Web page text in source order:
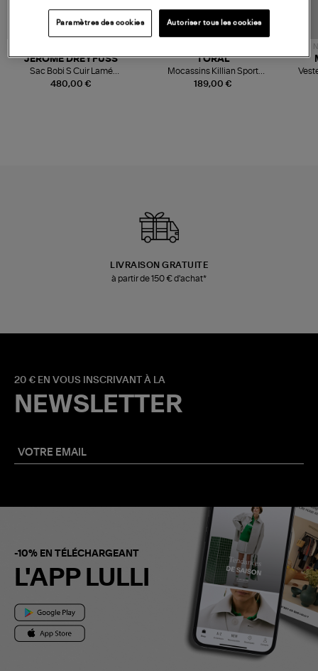
480,00 €
JEROME DREYFUSS
Sac Bobi S Cuir Lamé
Champagne
189,00 €
TORAL
Mocassins Killian Sport
Mousse
LIVRAISON GRATUITE
à partir de 150 € d'achat*
20 € EN VOUS INSCRIVANT À LA
NEWSLETTER
-10% EN TÉLÉCHARGEANT
L'APP LULLI
Paramètres des cookies Autoriser tous les cookies